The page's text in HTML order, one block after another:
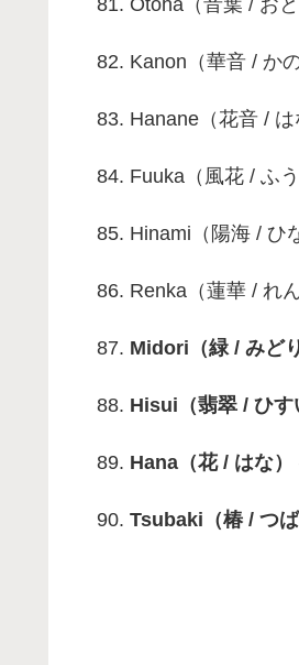
Kanon（華音 / か
Hanane（花音 /
Fuuka（風花 / ふ
Hinami（陽海 / ひ
Renka（蓮華 / れ
Midori（緑 / みどり
Hisui（翡翠 / ひす
Hana（花 / はな）
Tsubaki（椿 / つば